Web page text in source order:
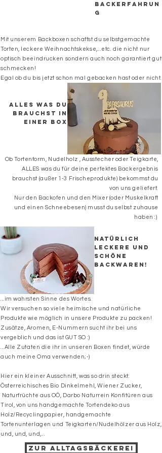
backerfahrun
g
Mit unserem Backboxen schaffst du selbstgemachte
Torten, leckere Weihnachtskekse,...etc. die nicht nur
optisch beeindrucken sondern auch noch garantiert gut
schmecken!
Egal ob du bis jetzt schon mal gebacken hast oder nicht.
Alles was du
brauchst in
einer Box
Ob Tortenform, Nudelholz , Ausstecher oder Teigkarte,
ALLES was du für deine perfektes Backergebnis
brauchst (außer 1-3 Frischeprodukte) bekommst du
von uns geliefert.
Nur den Backofen und den Mixer (oder Muskelkraft
und einen Schneebesen) musst du selbst zuhause
haben :)
natürlich
Leckere und
schöne
Backwaren!
...im wahrsten Sinne des Wortes.
Wir versuchen so viele heimische und natürliche
Produkte wie möglich in unsere Produkte zu packen!
Zusätze, Aromen, E-Nummern sucht ihr bei uns
vergeblich und das ist GUT SO :)
...Alle Zutaten die ihr in unseren Boxen findet, würde
auch meine Oma verwenden;-)
Hier ein kleiner Ausschnitt, was so drin steckt:
Österreichisches Bio Dinkelmehl, Wiener Zucker,
Naturfrüchte aus OÖ, Darbo Naturrein Konfitüren aus
Tirol, von uns handgemachte Tortendeko aus
Holz/Recyclingpapier, handgemachte
Tortenunterlagen und Teigkarten/Nudelhölzer aus Holz,
und, und, und,...
ZUR ALLTAGSBÄCKEREI